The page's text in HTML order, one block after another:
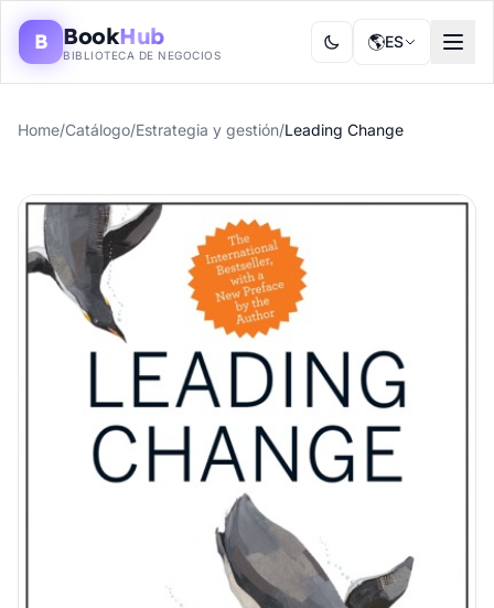
B BookHub
BIBLIOTECA DE NEGOCIOS
🌎ES
Home/Catálogo/Estrategia y gestión/Leading Change